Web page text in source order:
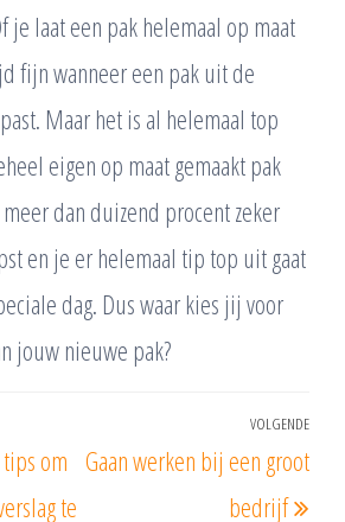
je laat een pak helemaal op maat
fijn wanneer een pak uit de
Maar het is al helemaal top
eigen op maat gemaakt pak
dan duizend procent zeker
en je er helemaal tip top uit gaat
dag. Dus waar kies jij voor
jouw nieuwe pak?
om
te
VOLGENDE
Gaan werken bij een groot
bedrijf